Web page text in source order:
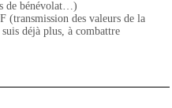
de bénévolat…)
des valeurs de la
déjà plus, à combattre